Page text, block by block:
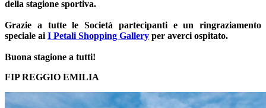
della stagione sportiva.
Grazie a tutte le Società partecipanti e un ringraziamento
speciale ai I Petali Shopping Gallery per averci ospitato.
Buona stagione a tutti!
FIP REGGIO EMILIA